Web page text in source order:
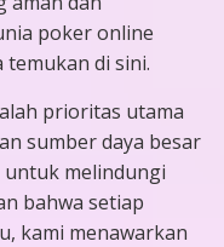
poker online
temukan di sini.
prioritas utama
sumber daya besar
untuk melindungi
bahwa setiap
kami menawarkan